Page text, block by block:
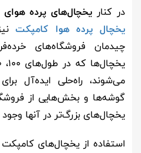
در کنار یخچال‌های پرده هوای
یخچال پرده هوا کامپکت
چیدمان فروشگاه‌های
می‌شوند، راه‌حلی ایده‌آل
گوشه‌ها و بخش‌هایی از
یخچال‌های بزرگ‌تر در آنها وجود
استفاده از یخچال‌های